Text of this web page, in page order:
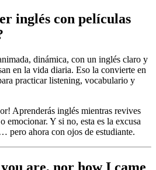
inglés con películas
dinámica, con un inglés claro y
en la vida diaria. Eso la convierte en
practicar listening, vocabulario y
Aprenderás inglés mientras revives
emocionar. Y si no, esta es la excusa
pero ahora con ojos de estudiante.
are, nor how I came